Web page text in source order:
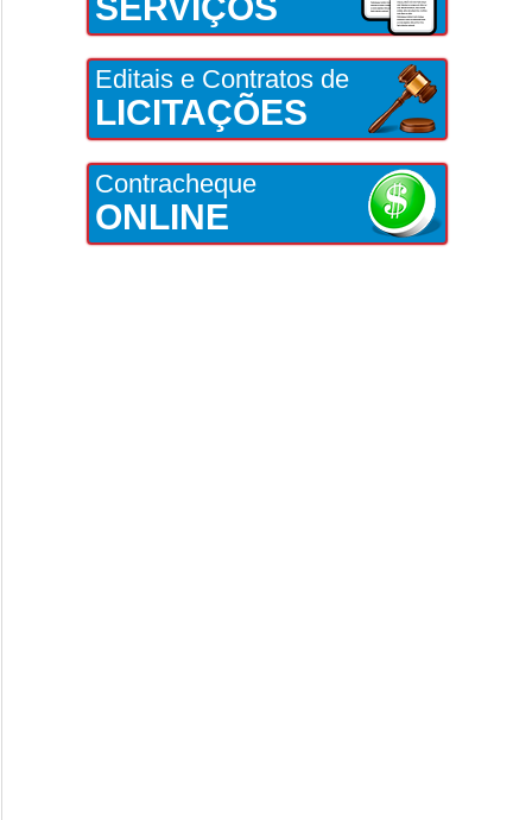
Editais e Contratos de
LICITAÇÕES
Contracheque
ONLINE